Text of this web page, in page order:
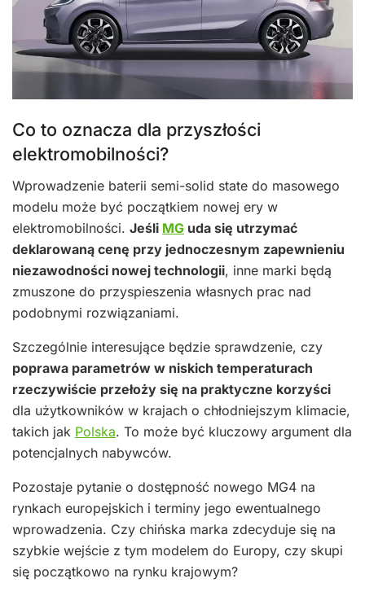
Co to oznacza dla przyszłości
elektromobilności?
Wprowadzenie baterii semi-solid state do masowego
modelu może być początkiem nowej ery w
elektromobilności. Jeśli MG uda się utrzymać
deklarowaną cenę przy jednoczesnym zapewnieniu
niezawodności nowej technologii, inne marki będą
zmuszone do przyspieszenia własnych prac nad
podobnymi rozwiązaniami.
Szczególnie interesujące będzie sprawdzenie, czy
poprawa parametrów w niskich temperaturach
rzeczywiście przełoży się na praktyczne korzyści
dla użytkowników w krajach o chłodniejszym klimacie,
takich jak Polska. To może być kluczowy argument dla
potencjalnych nabywców.
Pozostaje pytanie o dostępność nowego MG4 na
rynkach europejskich i terminy jego ewentualnego
wprowadzenia. Czy chińska marka zdecyduje się na
szybkie wejście z tym modelem do Europy, czy skupi
się początkowo na rynku krajowym?